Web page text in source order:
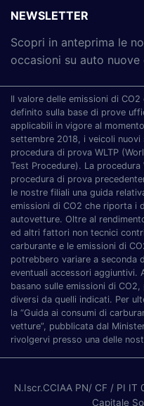
NEWSLETTER
Scopri in anteprima le
occasioni su auto nuove
Il valore delle emissioni di
definito sulla base di prove
applicabili in vigore al
settembre 2018, i veicoli
procedura di prova WLTP
Test Procedure). La
procedura di prova
le nostre filiali una guida
emissioni di CO2 che riporta i
autovetture. Oltre al
ed altri fattori non tecnici
carburante e le emissioni di
potrebbero variare a seconda
eventuali accessori aggiuntivi.
basano sulle emissioni di
diversi da quelli indicati. Per
la “Guida ai consumi di
vetture”, pubblicata dal
rivolgervi presso una delle
N.Iscr.CCIAA PN/ CF / PI
Capitale